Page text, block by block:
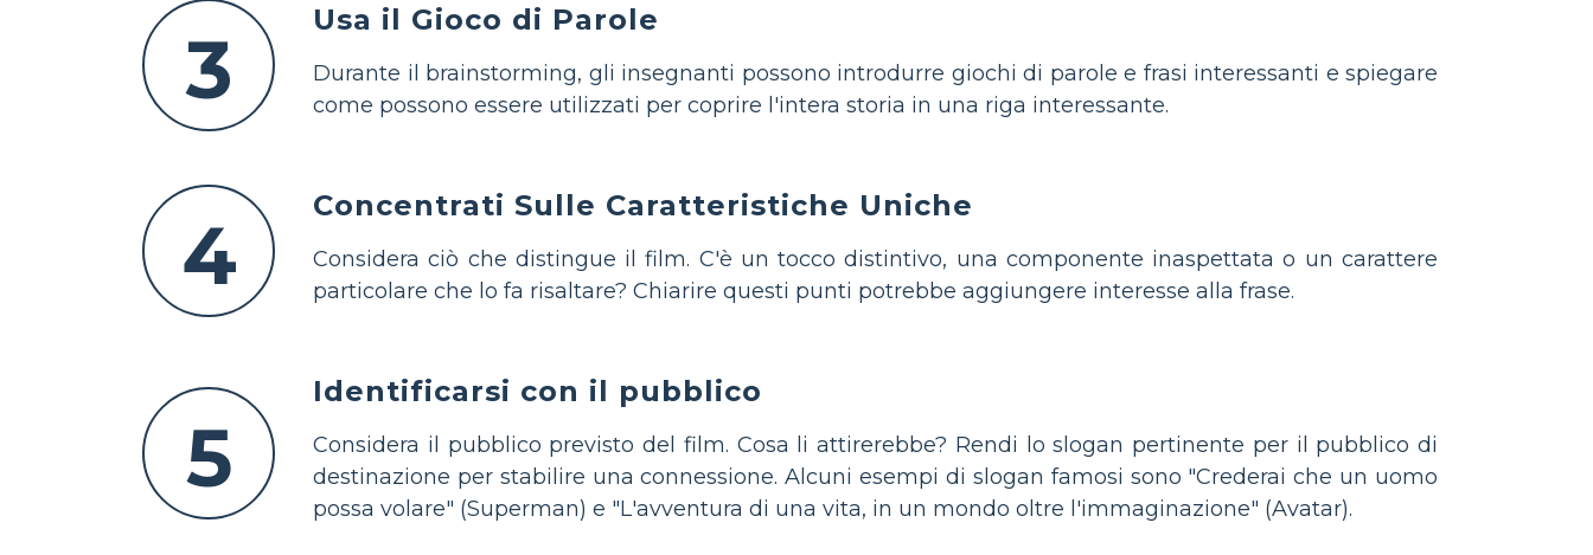
3
Usa il Gioco di Parole
Durante il brainstorming, gli insegnanti possono introdurre giochi di parole e frasi interessanti e spiegare
come possono essere utilizzati per coprire l'intera storia in una riga interessante.
4
Concentrati Sulle Caratteristiche Uniche
Considera ciò che distingue il film. C'è un tocco distintivo, una componente inaspettata o un carattere
particolare che lo fa risaltare? Chiarire questi punti potrebbe aggiungere interesse alla frase.
5
Identificarsi con il pubblico
Considera il pubblico previsto del film. Cosa li attirerebbe? Rendi lo slogan pertinente per il pubblico di
destinazione per stabilire una connessione. Alcuni esempi di slogan famosi sono "Crederai che un uomo
possa volare" (Superman) e "L'avventura di una vita, in un mondo oltre l'immaginazione" (Avatar).